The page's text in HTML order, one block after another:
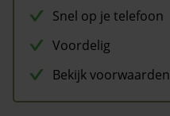
Snel op je telefoon
Voordelig
Bekijk voorwaarden